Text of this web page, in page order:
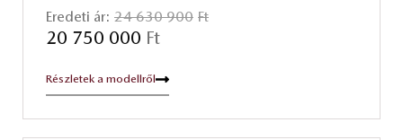
Eredeti ár: 24 630 900 Ft
20 750 000 Ft
Részletek a modellről